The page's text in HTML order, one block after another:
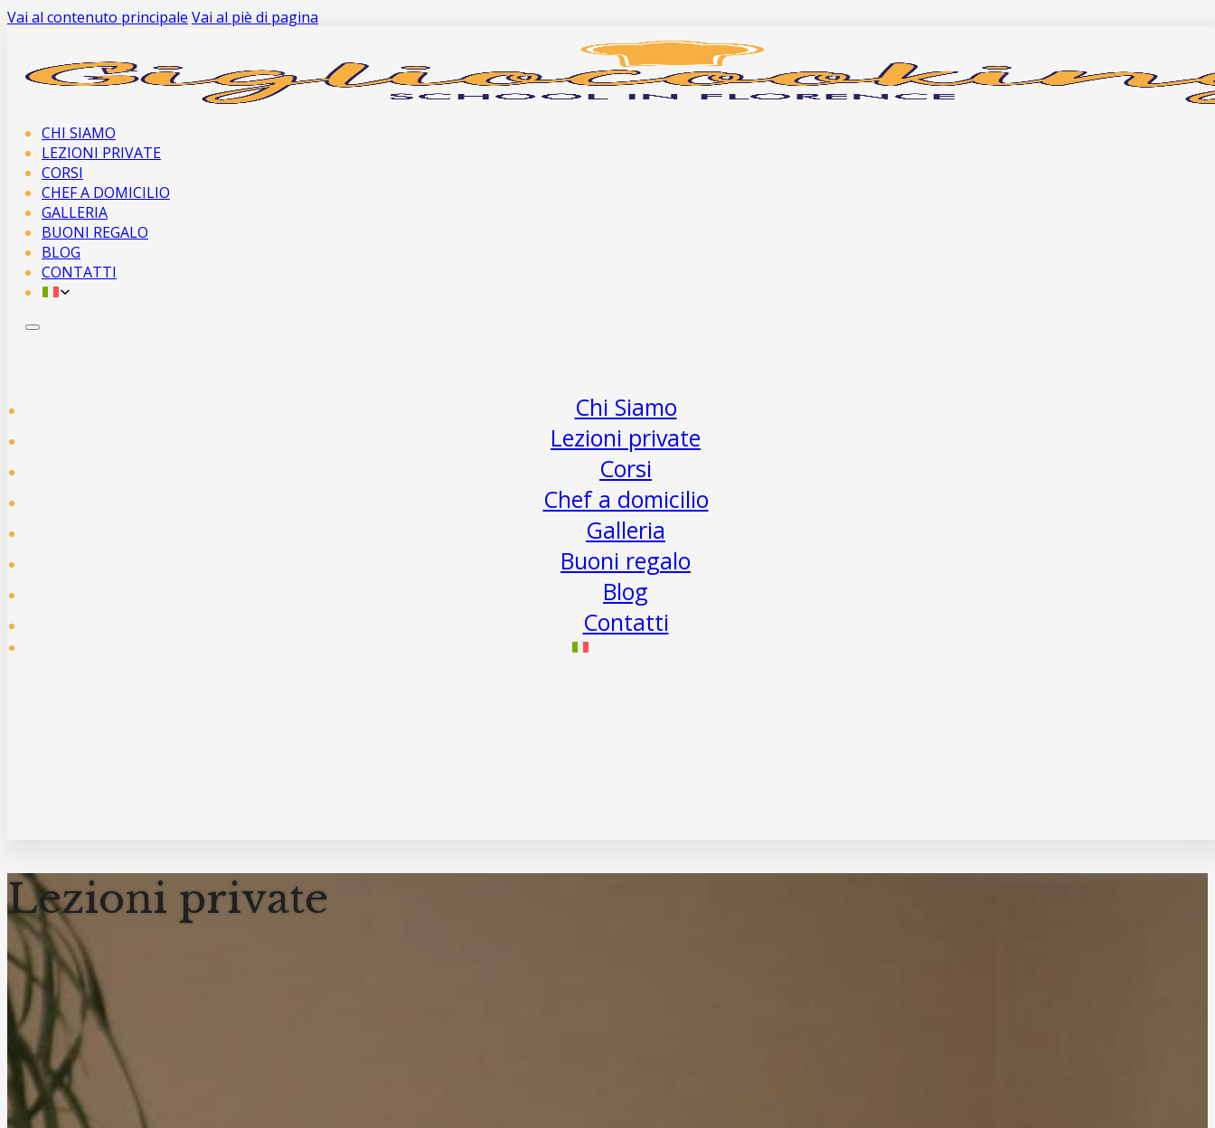
Vai al contenuto principale Vai al piè di pagina
CHI SIAMO
LEZIONI PRIVATE
CORSI
CHEF A DOMICILIO
GALLERIA
BUONI REGALO
BLOG
CONTATTI
Chi Siamo
Lezioni private
Corsi
Chef a domicilio
Galleria
Buoni regalo
Blog
Contatti
Lezioni private